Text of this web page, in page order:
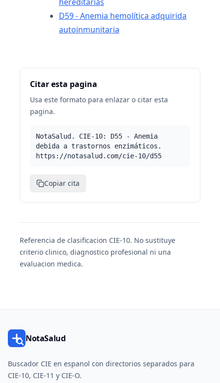
D59 - Anemia hemolítica adquirida
autoinmunitaria
Citar esta pagina
Usa este formato para enlazar o citar esta
pagina.
NotaSalud. CIE-10: D55 - Anemia
debida a trastornos enzimáticos.
https://notasalud.com/cie-10/d55
Copiar cita
Referencia de clasificacion CIE-10. No sustituye
criterio clinico, diagnostico profesional ni una
evaluacion medica.
NotaSalud
Buscador CIE en espanol con directorios separados para
CIE-10, CIE-11 y CIE-O.